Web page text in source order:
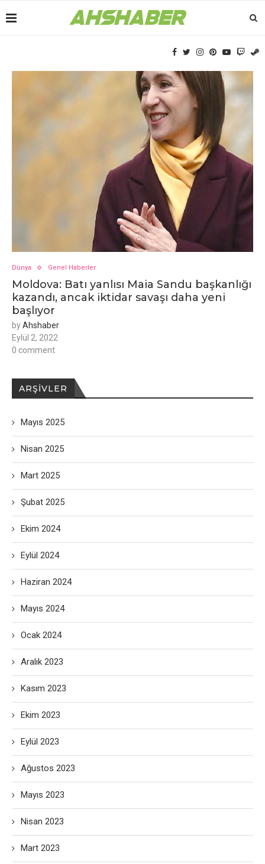
Dünya Genel Haberler
Moldova: Batı yanlısı Maia Sandu başkanlığı
kazandı, ancak iktidar savaşı daha yeni
başlıyor
byAhshaber
Eylül 2, 2022
0 comment
ARŞIVLER
Mayıs 2025
Nisan 2025
Mart 2025
Şubat 2025
Ekim 2024
Eylül 2024
Haziran 2024
Mayıs 2024
Ocak 2024
Aralık 2023
Kasım 2023
Ekim 2023
Eylül 2023
Ağustos 2023
Mayıs 2023
Nisan 2023
Mart 2023